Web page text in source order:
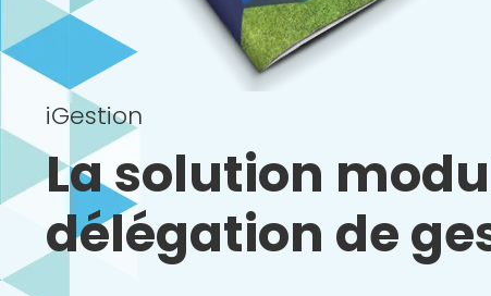
iGestion
La solution
délégation de